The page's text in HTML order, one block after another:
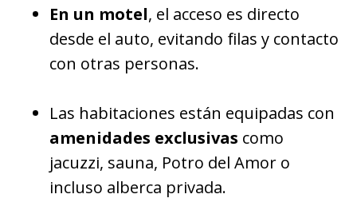
En un motel, el acceso es directo
desde el auto, evitando filas y contacto
con otras personas.
Las habitaciones están equipadas con
amenidades exclusivas como
jacuzzi, sauna, Potro del Amor o
incluso alberca privada.